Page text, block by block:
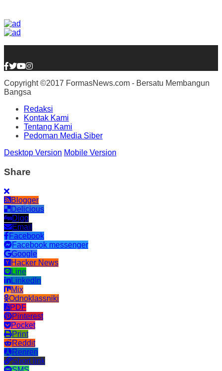
Copyright ©2017 FormasNews.com - Bersatu Membangun
Bangsa
Redaksi
Kontak Kami
Tentang Kami
Pedoman Media Siber
Desktop Version Mobile Version
Share
Blogger
Delicious
Digg
Email
Facebook
Facebook messenger
Google
Hacker News
Line
LinkedIn
Mix
Odnoklassniki
PDF
Pinterest
Pocket
Print
Reddit
Renren
Short link